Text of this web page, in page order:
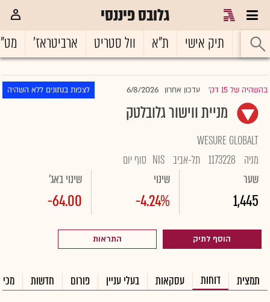
גלובס פיננסי
ראשי תיק אישי ת"א וול סטריט ארביטראז'
בהשהיה של 15 דק' |עדכון אחרון 6/8/2026 לצפות בנתונים ללא השהיה
מניית ווישור גלובלטק
WESURE GLOBALT
מניה
1173228 תל-אביב NIS סוף יום
שער
1,445
שינוי
-4.24%
שינוי באג'
-64.00
הוסף לתיק התראות
תמצית דוחות עסקאות בעלי עניין פורום חדשות